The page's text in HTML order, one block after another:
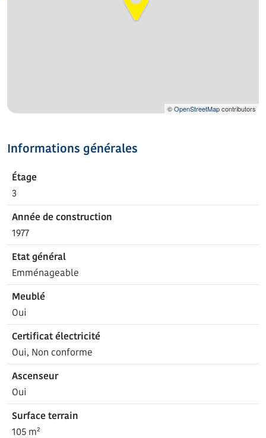
©OpenStreetMapcontributors
Informations générales
Étage
3
Année de construction
1977
Etat général
Emménageable
Meublé
Oui
Certificat électricité
Oui, Non conforme
Ascenseur
Oui
Surface terrain
105 m²